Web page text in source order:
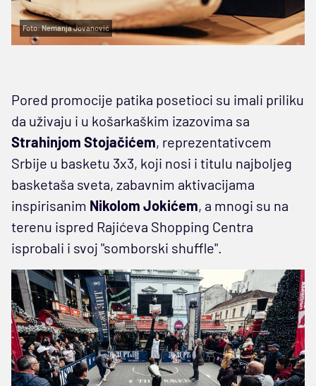
Foto: Nemanja Jovanović
Pored promocije patika posetioci su imali priliku
da uživaju i u košarkaškim izazovima sa
Strahinjom Stojačićem, reprezentativcem
Srbije u basketu 3x3, koji nosi i titulu najboljeg
basketaša sveta, zabavnim aktivacijama
inspirisanim Nikolom Jokićem, a mnogi su na
terenu ispred Rajićeva Shopping Centra
isprobali i svoj "somborski shuffle".